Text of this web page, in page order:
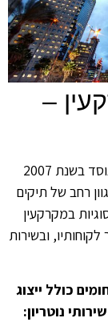
–
משרד עורך דין מקרקעין ונוטריון קולודני ושות’ נוסד בשנת 2007
של תיקים
במקרקעין
ובשירות
ייצוג
נוטריון: